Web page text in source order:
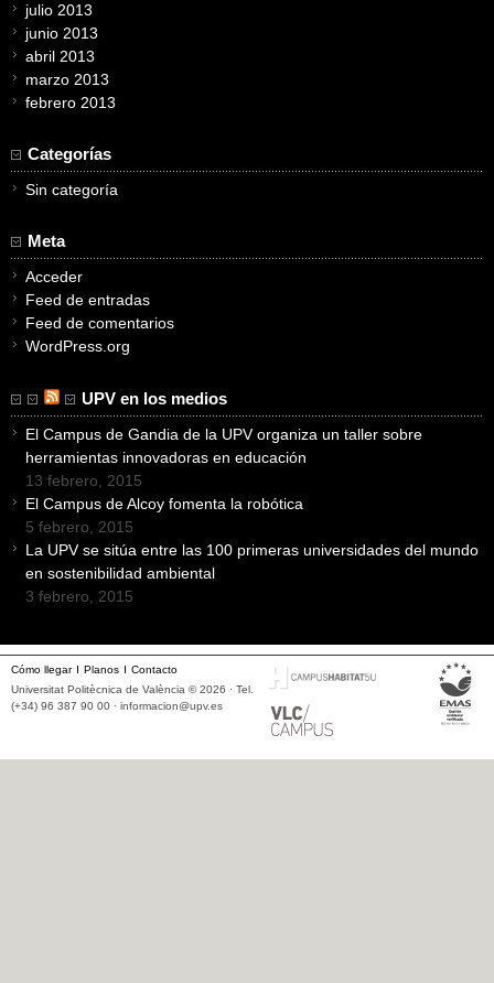
julio 2013
junio 2013
abril 2013
marzo 2013
febrero 2013
Categorías
Sin categoría
Meta
Acceder
Feed de entradas
Feed de comentarios
WordPress.org
UPV en los medios
El Campus de Gandia de la UPV organiza un taller sobre
herramientas innovadoras en educación
13 febrero, 2015
El Campus de Alcoy fomenta la robótica
5 febrero, 2015
La UPV se sitúa entre las 100 primeras universidades del mundo
en sostenibilidad ambiental
3 febrero, 2015
Cómo llegar Planos
Contacto
Universitat Politècnica de València © 2026 · Tel.
(+34) 96 387 90 00 · informacion@upv.es